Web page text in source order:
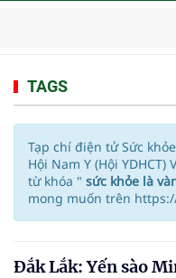
TAGS
Tạp chí điện tử Sức
Hội Nam Y (Hội
từ khóa " sức khỏe là
mong muốn trên
Đắk Lắk: Yến sào